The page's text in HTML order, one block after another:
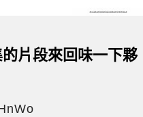
片段來回味一下夥